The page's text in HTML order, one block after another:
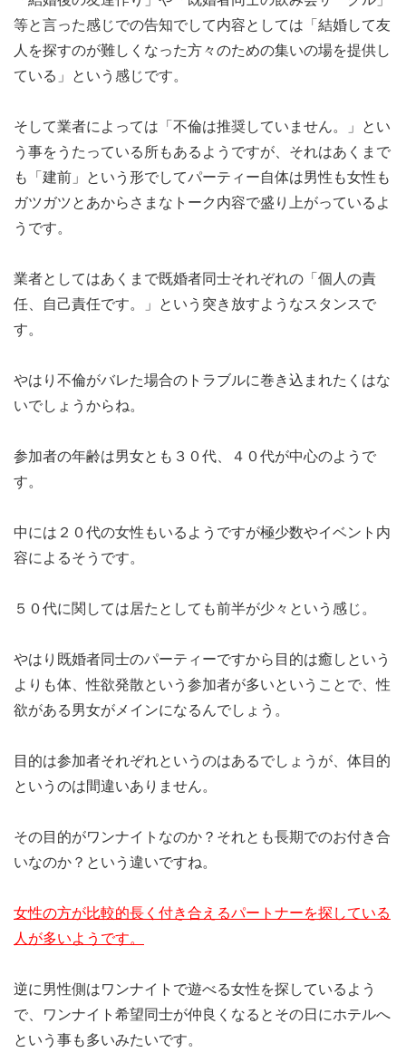
等と言った感じでの告知でして内容としては「結婚して友
人を探すのが難しくなった方々のための集いの場を提供し
ている」という感じです。
そして業者によっては「不倫は推奨していません。」とい
う事をうたっている所もあるようですが、それはあくまで
も「建前」という形でしてパーティー自体は男性も女性も
ガツガツとあからさまなトーク内容で盛り上がっているよ
うです。
業者としてはあくまで既婚者同士それぞれの「個人の責
任、自己責任です。」という突き放すようなスタンスで
す。
やはり不倫がバレた場合のトラブルに巻き込まれたくはな
いでしょうからね。
参加者の年齢は男女とも３０代、４０代が中心のようで
す。
中には２０代の女性もいるようですが極少数やイベント内
容によるそうです。
５０代に関しては居たとしても前半が少々という感じ。
やはり既婚者同士のパーティーですから目的は癒しという
よりも体、性欲発散という参加者が多いということで、性
欲がある男女がメインになるんでしょう。
目的は参加者それぞれというのはあるでしょうが、体目的
というのは間違いありません。
その目的がワンナイトなのか？それとも長期でのお付き合
いなのか？という違いですね。
女性の方が比較的長く付き合えるパートナーを探している
人が多いようです。
逆に男性側はワンナイトで遊べる女性を探しているよう
で、ワンナイト希望同士が仲良くなるとその日にホテルへ
という事も多いみたいです。